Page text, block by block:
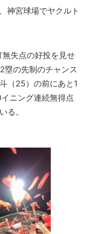
神宮球場でヤクルト
失点の好投を見せ
塁の先制のチャンス
（25）の前にあと1
ニング連続無得点
る。